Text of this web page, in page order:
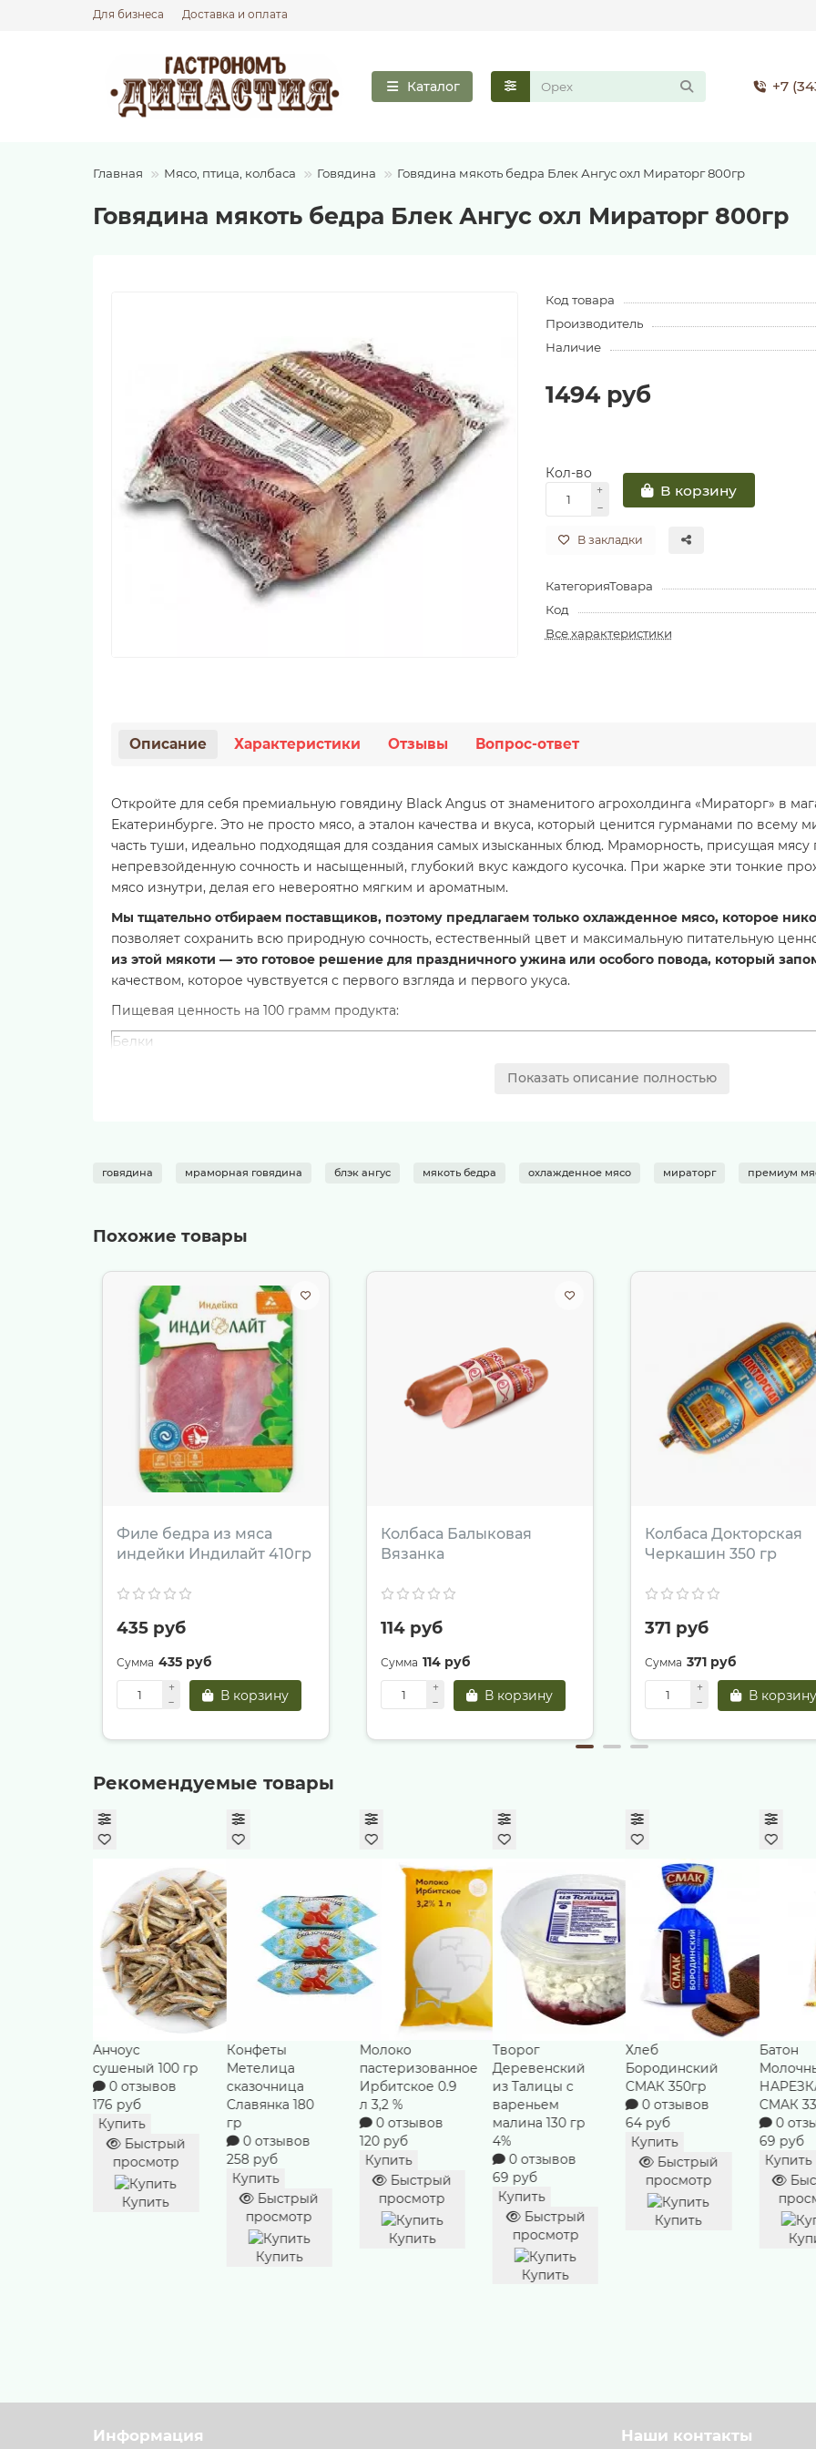
Для бизнеса Доставка и оплата
Каталог +7
Главная Мясо, птица, колбаса Говядина Говядина мякоть бедра Блек Ангус охл Мираторг 800гр
Говядина мякоть бедра Блек Ангус охл Мираторг 800гр
Код товара
Производитель
Наличие
1494 руб
Кол-во
В корзину
В закладки
КатегорияТовара
Код
Все характеристики
Описание Характеристики Отзывы Вопрос-ответ
Откройте для себя премиальную говядину Black Angus от знаменитого агрохолдинга «Мираторг» в
Екатеринбурге. Это не просто мясо, а эталон качества и вкуса, который ценится гурманами по всему
часть туши, идеально подходящая для создания самых изысканных блюд. Мраморность, присущая мясу
непревзойденную сочность и насыщенный, глубокий вкус каждого кусочка. При жарке эти тонкие
мясо изнутри, делая его невероятно мягким и ароматным.
Мы тщательно отбираем поставщиков, поэтому предлагаем только охлажденное мясо, которое
позволяет сохранить всю природную сочность, естественный цвет и максимальную питательную
из этой мякоти — это готовое решение для праздничного ужина или особого повода, который
качеством, которое чувствуется с первого взгляда и первого укуса.
Пищевая ценность на 100 грамм продукта:
Белки
степени прожарки.
Азиатский стир-фрай: нарежьте мясо тонкими полосками и быстро обжарьте на сильном огне с
Приготовление из этого продукта превращает процесс в кулинарное искусство. Нежнейшая
прекрасно раскрывается как при быстрой высокотемпературной обработке, так и при медленном
настоящем качестве и стремится дарить себе и близким только лучшее. Посетите «Гастроном
чтобы гарантированно получить свежий и премиальный продукт.
Показать описание полностью
говядина мраморная говядина блэк ангус мякоть бедра охлажденное мясо мираторг премиум
Похожие товары
Филе бедра из мяса
индейки Индилайт 410гр
435 руб
435 руб
В корзину
Колбаса Балыковая
Вязанка
114 руб
114 руб
В корзину
Колбаса Докторская
Черкашин 350 гр
371 руб
371 руб
В корзину
Рекомендуемые товары
Конфеты
Метелица
сказочница
Славянка 180
гр
0 отзывов
258 руб
Купить
Быстрый
Молоко
пастеризованное
Ирбитское 0.9
л 3,2 %
120 руб
Купить
Быстрый
просмотр
Купить
Творог
Деревенский
из Талицы с
вареньем
малина 130 гр
4%
0 отзывов
69 руб
Купить
Быстрый
просмотр
Хлеб
Бородинский
СМАК 350гр
0 отзывов
64 руб
Купить
Быстрый
просмотр
Купить
Батон
Молочный
НАРЕЗКА
СМАК 330 гр
0 отзывов
69 руб
Купить
Быстрый
просмотр
Йогурт
Лесная
из
гр 8,0%
0
63 руб
Купить
Информация Наши контакты